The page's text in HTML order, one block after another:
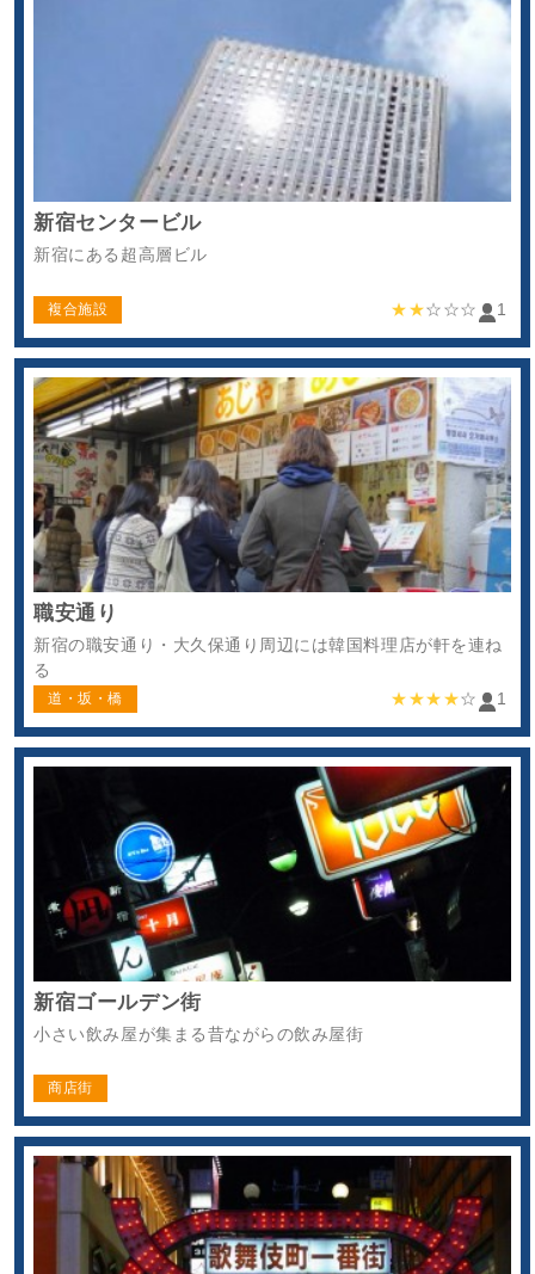
新宿センタービル
新宿にある超高層ビル
複合施設 ★★☆☆☆ 1
職安通り
新宿の職安通り・大久保通り周辺には韓国料理店が軒を連ね
る
道・坂・橋 ★★★★☆ 1
新宿ゴールデン街
小さい飲み屋が集まる昔ながらの飲み屋街
商店街